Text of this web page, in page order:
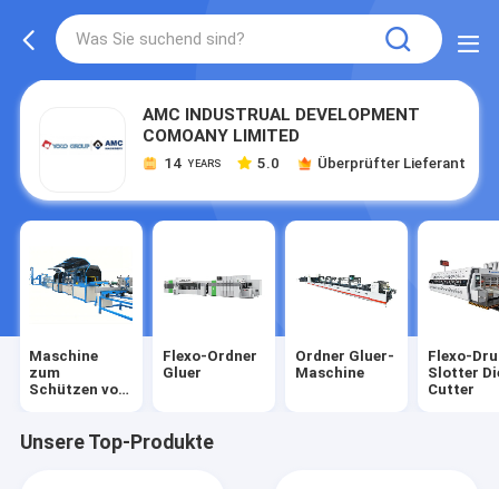
AMC INDUSTRUAL DEVELOPMENT
COMOANY LIMITED
14 YEARS 5.0 Überprüfter Lieferant
Maschine
zum
Schützen von
Flexo-Ordner
Gluer
Ordner Gluer-
Maschine
Flexo-
Slotter
Cutter
Unsere Top-Produkte